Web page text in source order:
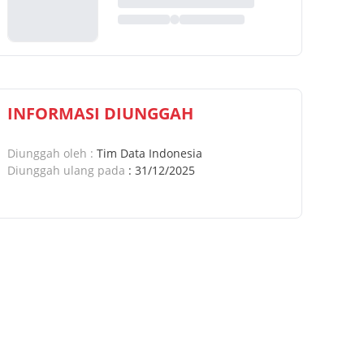
INFORMASI DIUNGGAH
Diunggah oleh : Tim Data Indonesia
Diunggah ulang pada : 31/12/2025